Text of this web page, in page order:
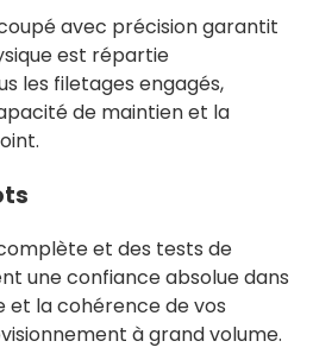
avec précision garantit
est répartie
les filetages engagés,
de maintien et la
et des tests de
une confiance absolue dans
la cohérence de vos
à grand volume.